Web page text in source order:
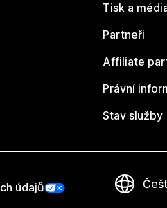
Tisk a
Partneři
Affiliate
Právní
Stav služby
údajů